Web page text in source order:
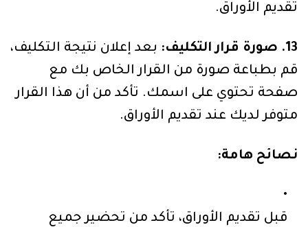
تقديم الأوراق.
13. صورة قرار التكليف:
بعد إعلان نتيجة التكليف،
قم بطباعة صورة من القرار الخاص بك مع
صفحة تحتوي على اسمك. تأكد من أن هذا القرار
متوفر لديك عند تقديم الأوراق.
نصائح هامة:
قبل تقديم الأوراق، تأكد من تحضير جميع